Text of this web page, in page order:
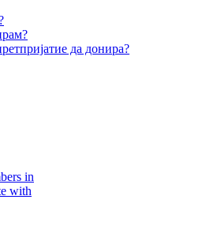
да донира?
in
with